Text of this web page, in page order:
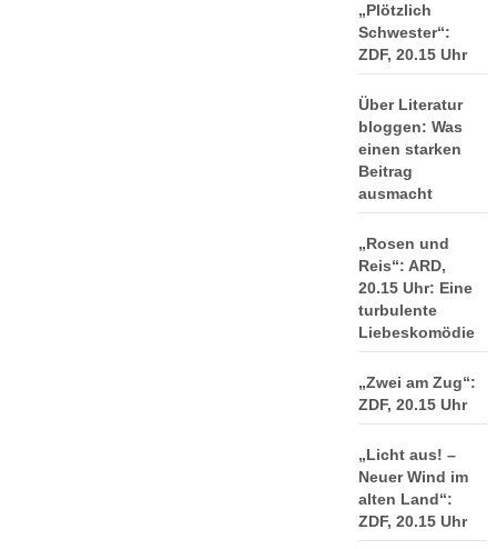
„Plötzlich
Schwester“:
ZDF, 20.15 Uhr
Über Literatur
bloggen: Was
einen starken
Beitrag
ausmacht
„Rosen und
Reis“: ARD,
20.15 Uhr: Eine
turbulente
Liebeskomödie
„Zwei am Zug“:
ZDF, 20.15 Uhr
„Licht aus! –
Neuer Wind im
alten Land“:
ZDF, 20.15 Uhr